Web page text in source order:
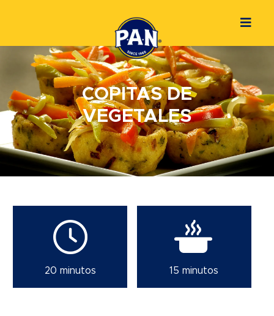
COPITAS DE
VEGETALES
20 minutos 15 minutos